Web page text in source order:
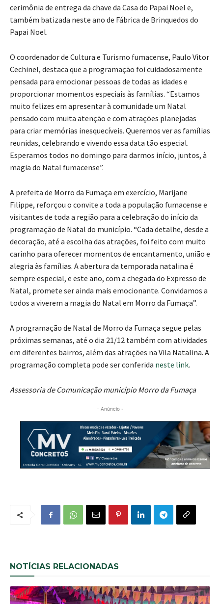
cerimônia de entrega da chave da Casa do Papai Noel e,
também batizada neste ano de Fábrica de Brinquedos do
Papai Noel.
O coordenador de Cultura e Turismo fumacense, Paulo Vitor
Cechinel, destaca que a programação foi cuidadosamente
pensada para emocionar pessoas de todas as idades e
proporcionar momentos especiais às famílias. “Estamos
muito felizes em apresentar à comunidade um Natal
pensado com muita atenção e com atrações planejadas
para criar memórias inesquecíveis. Queremos ver as famílias
reunidas, celebrando e vivendo essa data tão especial.
Esperamos todos no domingo para darmos início, juntos, à
magia do Natal fumacense”.
A prefeita de Morro da Fumaça em exercício, Marijane
Filippe, reforçou o convite a toda a população fumacense e
visitantes de toda a região para a celebração do início da
programação de Natal do município. “Cada detalhe, desde a
decoração, até a escolha das atrações, foi feito com muito
carinho para oferecer momentos de encantamento, união e
alegria às famílias. A abertura da temporada natalina é
sempre especial, e este ano, com a chegada do Expresso de
Natal, promete ser ainda mais emocionante. Convidamos a
todos a viverem a magia do Natal em Morro da Fumaça”.
A programação de Natal de Morro da Fumaça segue pelas
próximas semanas, até o dia 21/12 também com atividades
em diferentes bairros, além das atrações na Vila Natalina. A
programação completa pode ser conferida neste link.
Assessoria de Comunicação município Morro da Fumaça
- Anúncio -
NOTÍCIAS RELACIONADAS